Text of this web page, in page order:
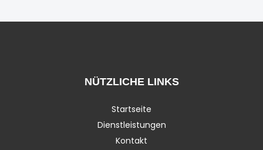
NÜTZLICHE LINKS
Startseite
Dienstleistungen
Kontakt